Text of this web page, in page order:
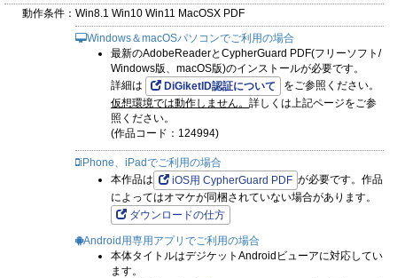
動作条件： Win8.1 Win10 Win11 MacOSX PDF
Windows＆macOSパソコンでご利用の場合
最新のAdobeReaderとCypherGuard PDF(フリーソフト/
Windows版、macOS版)のインストールが必要です。
詳細は
DiGiketID認証について
をご参照ください。
仮想環境では動作しません。 詳しくは上記ページをご参
照ください。
(作品コード：124994)
iPhone、iPadでご利用の場合
本作品は
iOS用 CypherGuard PDF が必要です。作品
によってはオマケが同梱されていない場合があります。
ダウンロードの仕方
Android用専用アプリでご利用の場合
本体タイトルはデジケットAndroidビューアに対応してい
ます。